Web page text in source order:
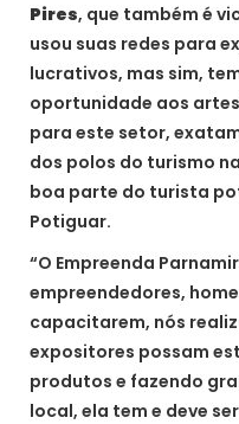
Pires, que também é
usou suas redes para
lucrativos, mas sim,
oportunidade aos
para este setor,
dos polos do turismo
boa parte do turista
Potiguar.
“O Empreenda
empreendedores,
capacitarem, nós
expositores possam
produtos e fazendo
local, ela tem e deve